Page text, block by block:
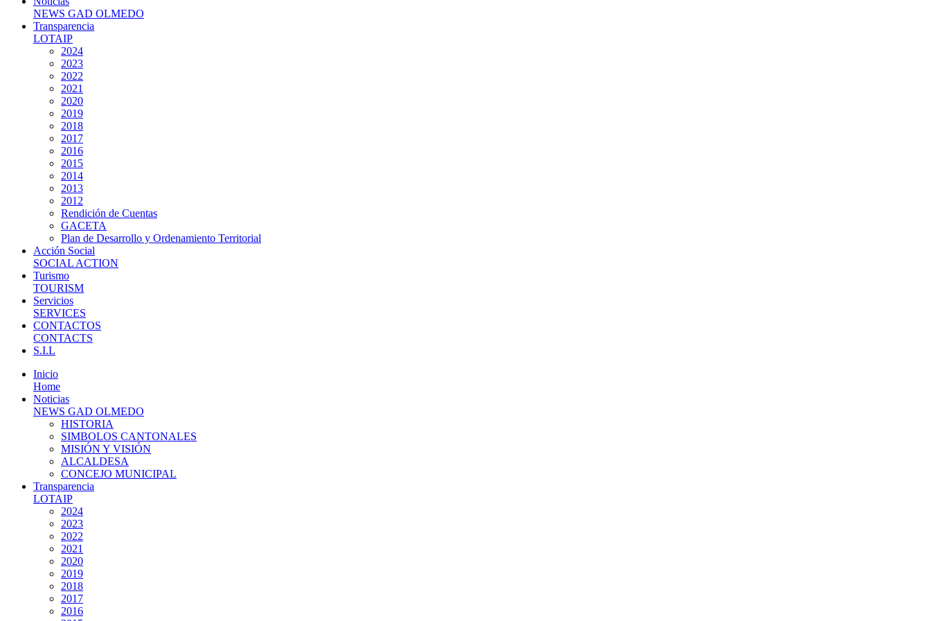
NEWS GAD OLMEDO
Transparencia
LOTAIP
2024
2023
2022
2021
2020
2019
2018
2017
2016
2015
2014
2013
2012
Rendición de Cuentas
GACETA
Plan de Desarrollo y Ordenamiento Territorial
Acción Social
SOCIAL ACTION
Turismo
TOURISM
Servicios
SERVICES
CONTACTOS
CONTACTS
S.I.L
Inicio
Home
Noticias
NEWS GAD OLMEDO
HISTORIA
SIMBOLOS CANTONALES
MISIÓN Y VISIÓN
ALCALDESA
CONCEJO MUNICIPAL
Transparencia
LOTAIP
2024
2023
2022
2021
2020
2019
2018
2017
2016